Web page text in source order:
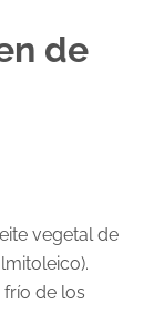
de
vegetal de
de los